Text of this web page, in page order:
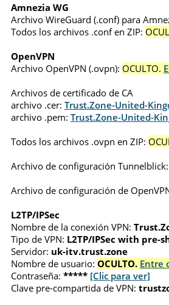
Amnezia WG
Archivo WireGuard (.conf) para
Todos los archivos .conf en ZIP:
OpenVPN
Archivo OpenVPN (.ovpn): OCULTO.
Archivos de certificado de CA
archivo .cer: Trust.Zone-United-
archivo .pem: Trust.Zone-United-
Todos los archivos .ovpn en ZIP:
Archivo de configuración Tunnelblick:
Archivo de configuración de
L2TP/IPSec
Nombre de la conexión VPN:
Tipo de VPN: L2TP/IPSec with pre-
Servidor: uk-itv.trust.zone
Nombre de usuario: OCULTO. Entre
Contraseña: ***** [Clic para ver]
Clave pre-compartida de VPN: